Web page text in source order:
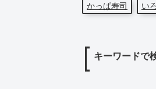
かっぱ寿司
い
キーワードで